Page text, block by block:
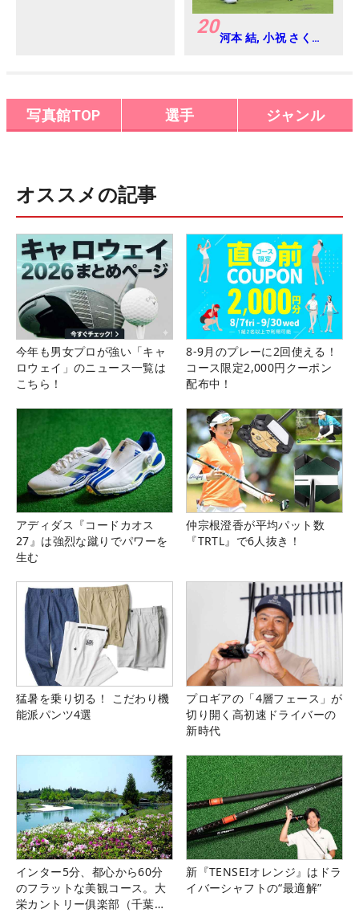
20河本 結, 小祝 さくら
写真館TOP 選手 ジャンル
オススメの記事
今年も男女プロが強い「キャ
ロウェイ」のニュース一覧は
こちら！
8-9月のプレーに2回使える！
コース限定2,000円クーポン
配布中！
アディダス『コードカオス
27』は強烈な蹴りでパワーを
生む
仲宗根澄香が平均パット数
『TRTL』で6人抜き！
猛暑を乗り切る！ こだわり機
能派パンツ4選
プロギアの「4層フェース」が
切り開く高初速ドライバーの
新時代
インター5分、都心から60分
のフラットな美観コース。大
栄カントリー俱楽部（千葉
新『TENSEIオレンジ』はドラ
イバーシャフトの“最適解”